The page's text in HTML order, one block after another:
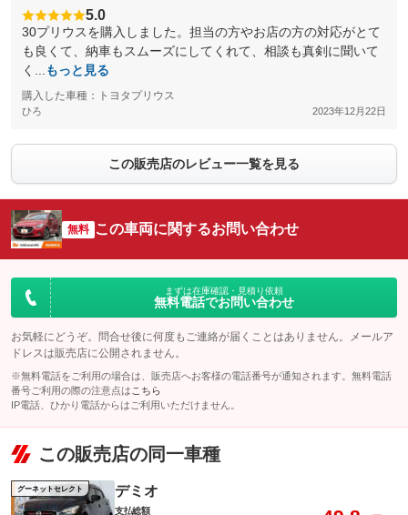
5.0
30プリウスを購入しました。担当の方やお店の方の対応がとて
も良くて、納車もスムーズにしてくれて、相談も真剣に聞いて
く...
もっと見る
購入した車種：トヨタプリウス
ひろ 2023年12月22日
この販売店のレビュー一覧を見る
無料 この車両に関するお問い合わせ
まずは在庫確認・見積り依頼
無料電話でお問い合わせ
お気軽にどうぞ。問合せ後に何度もご連絡が届くことはありません。メールア
ドレスは販売店に公開されません。
※無料電話をご利用の場合は、販売店へお客様の電話番号が通知されます。無料電話
番号ご利用の際の注意点は こちら
IP電話、ひかり電話からはご利用いただけません。
この販売店の同一車種
グーネットセレクト デミオ
支払総額